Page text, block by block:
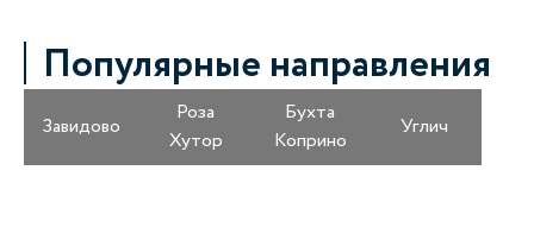
Популярные направления
Завидово
Роза
Хутор
Бухта
Коприно
Углич